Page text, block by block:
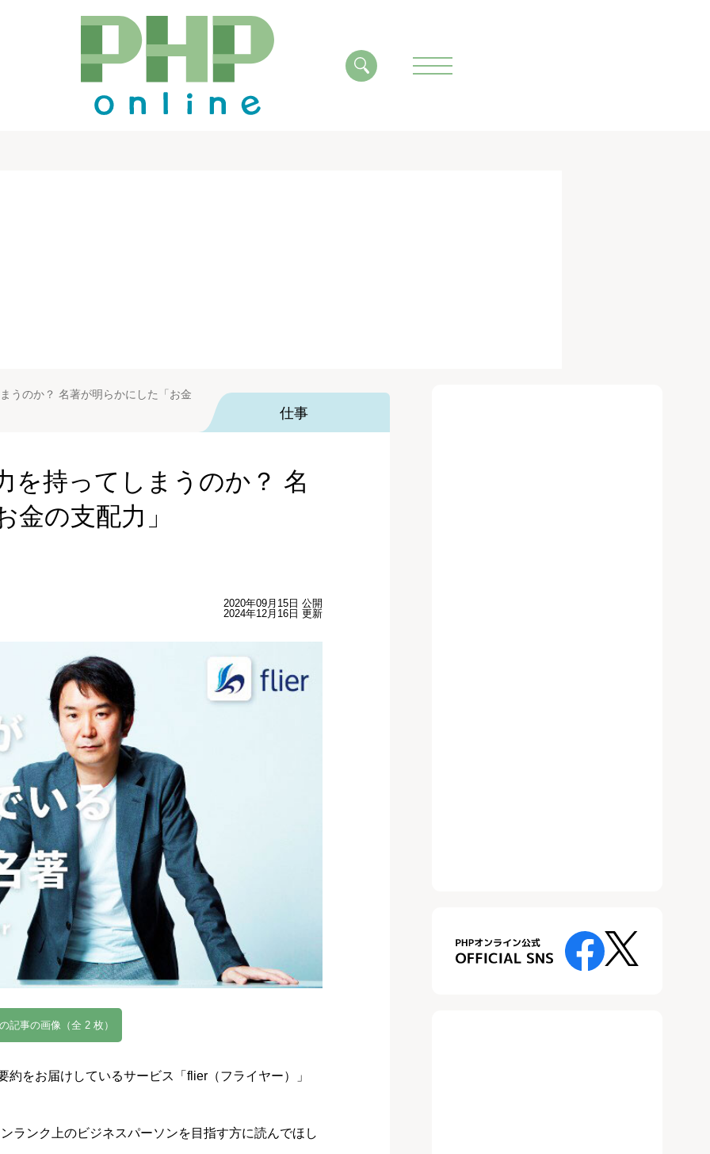
うのか？ 名著が明らかにした「お金
仕事
を持ってしまうのか？ 名
の支配力」
2020年09月15日 公開
2024年12月16日 更新
記事の画像（全 2 枚）
をお届けしているサービス「flier（フライヤー）」
ランク上のビジネスパーソンを目指す方に読んでほし